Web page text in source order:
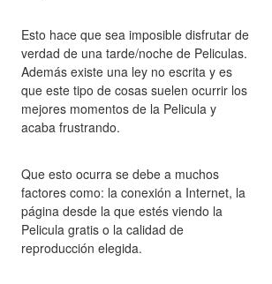
Esto hace que sea imposible disfrutar de
verdad de una tarde/noche de Peliculas.
Además existe una ley no escrita y es
que este tipo de cosas suelen ocurrir los
mejores momentos de la Pelicula y
acaba frustrando.
Que esto ocurra se debe a muchos
factores como: la conexión a Internet, la
página desde la que estés viendo la
Pelicula gratis o la calidad de
reproducción elegida.